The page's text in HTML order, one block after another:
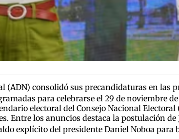
consolidó sus precandidaturas en las
para celebrarse el 29 de noviembre
electoral del Consejo Nacional
Entre los anuncios destaca la postulación
explícito del presidente Daniel Noboa para